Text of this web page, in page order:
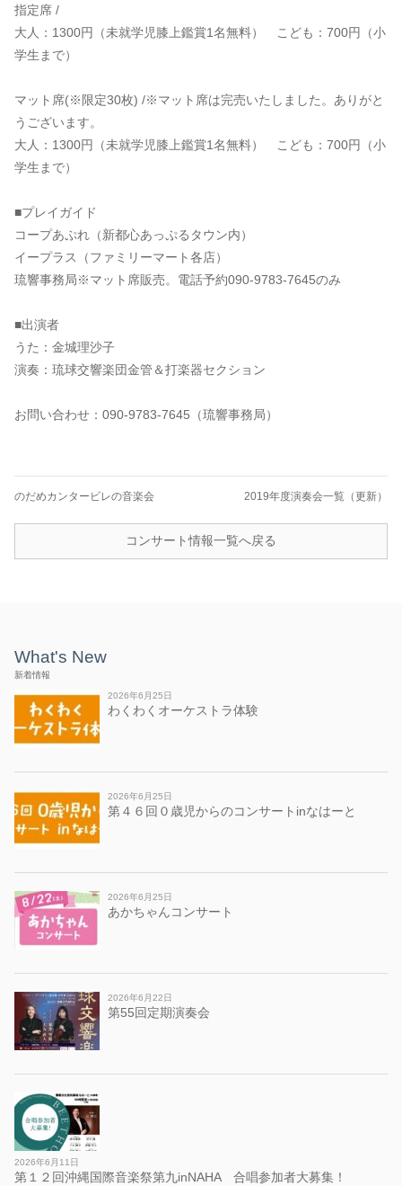
指定席 /
大人：1300円（未就学児膝上鑑賞1名無料） こども：700円（小
学生まで）
マット席(※限定30枚) /※マット席は完売いたしました。ありがと
うございます。
大人：1300円（未就学児膝上鑑賞1名無料） こども：700円（小
学生まで）
■プレイガイド
コープあぷれ（新都心あっぷるタウン内）
イープラス（ファミリーマート各店）
琉響事務局※マット席販売。電話予約090-9783-7645のみ
■出演者
うた：金城理沙子
演奏：琉球交響楽団金管＆打楽器セクション
お問い合わせ：090-9783-7645（琉響事務局）
のだめカンタービレの音楽会 2019年度演奏会一覧（更新）
コンサート情報一覧へ戻る
What's New
新着情報
2026年6月25日
わくわくオーケストラ体験
2026年6月25日
第４６回０歳児からのコンサートinなはーと
2026年6月25日
あかちゃんコンサート
2026年6月22日
第55回定期演奏会
2026年6月11日
第１２回沖縄国際音楽祭第九inNAHA 合唱参加者大募集！